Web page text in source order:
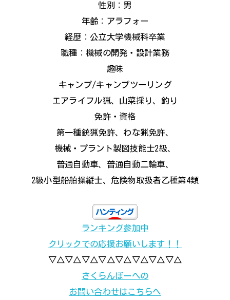
性別：男
年齢：アラフォー
経歴：公立大学機械科卒業
職種：機械の開発・設計業務
趣味
キャンプ/キャンプツーリング
エアライフル猟、山菜採り、釣り
免許・資格
第一種銃猟免許、わな猟免許、
機械・プラント製図技能士2級、
普通自動車、普通自動二輪車、
2級小型船舶操縦士、危険物取扱者乙種第4類
ランキング参加中
クリックでの応援お願いします！！
▽△▽△▽△▽△▽△▽△▽△▽△
さくらんぼーへの
お問い合わせはこちらへ